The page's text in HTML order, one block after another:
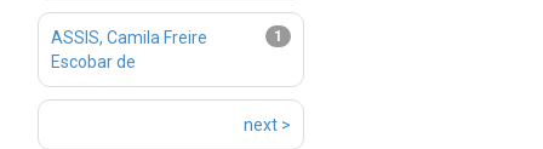
1
ASSIS, Camila Freire
Escobar de
next >